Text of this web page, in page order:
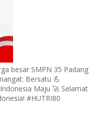
besar SMPN 35 Padang
Bersatu 💪
Maju 🚀 Selamat
#HUTRI80